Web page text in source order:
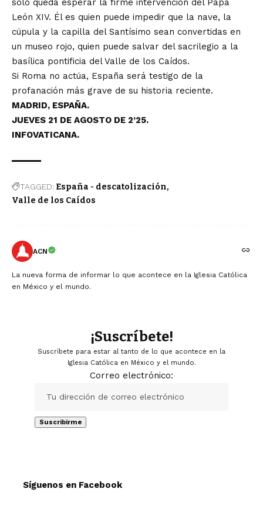
solo queda esperar la firme intervención del Papa
León XIV. Él es quien puede impedir que la nave, la
cúpula y la capilla del Santísimo sean convertidas en
un museo rojo, quien puede salvar del sacrilegio a la
basílica pontificia del Valle de los Caídos.
Si Roma no actúa, España será testigo de la
profanación más grave de su historia reciente.
MADRID, ESPAÑA.
JUEVES 21 DE AGOSTO DE 2’25.
INFOVATICANA.
TAGGED: España - descatolización
Valle de los Caídos
ACN
La nueva forma de informar lo que acontece en la Iglesia Católica
en México y el mundo.
¡Suscríbete!
Suscríbete para estar al tanto de lo que acontece en la
Iglesia Católica en México y el mundo.
Correo electrónico:
Síguenos en Facebook